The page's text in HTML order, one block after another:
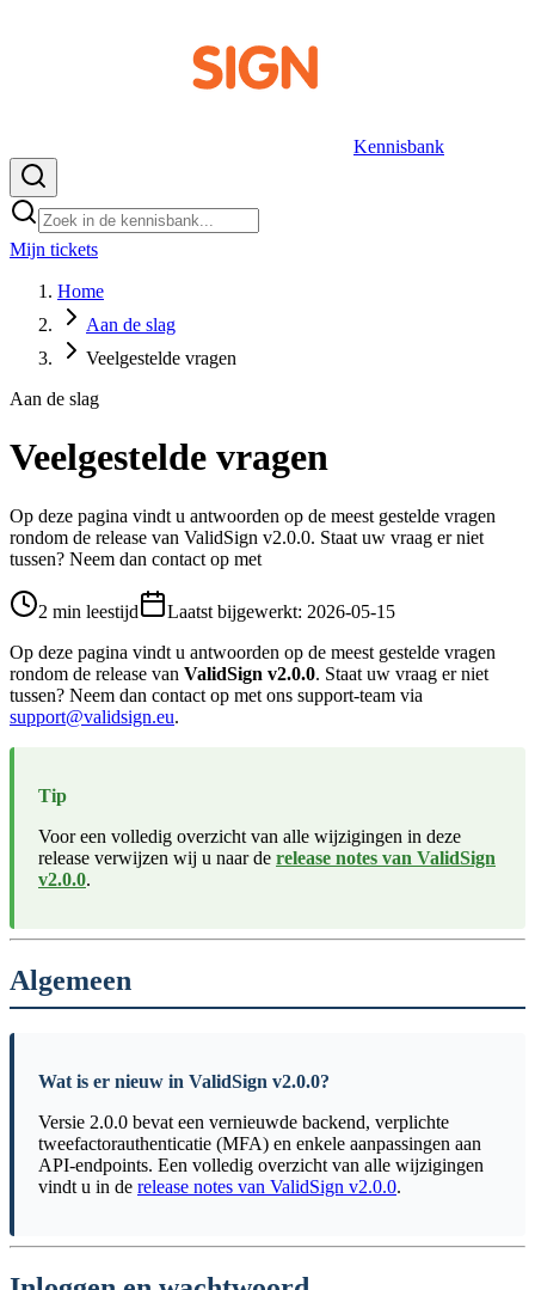
Kennisbank
Mijn tickets
Home
Aan de slag
Veelgestelde vragen
Aan de slag
Veelgestelde vragen
Op deze pagina vindt u antwoorden op de meest gestelde vragen
rondom de release van ValidSign v2.0.0. Staat uw vraag er niet
tussen? Neem dan contact op met
2 min leestijd Laatst bijgewerkt: 2026-05-15
Op deze pagina vindt u antwoorden op de meest gestelde vragen
rondom de release van ValidSign v2.0.0. Staat uw vraag er niet
tussen? Neem dan contact op met ons support-team via
support@validsign.eu.
Tip
Voor een volledig overzicht van alle wijzigingen in deze
release verwijzen wij u naar de release notes van ValidSign
v2.0.0.
Algemeen
Wat is er nieuw in ValidSign v2.0.0?
Versie 2.0.0 bevat een vernieuwde backend, verplichte
tweefactorauthenticatie (MFA) en enkele aanpassingen aan
API-endpoints. Een volledig overzicht van alle wijzigingen
vindt u in de release notes van ValidSign v2.0.0.